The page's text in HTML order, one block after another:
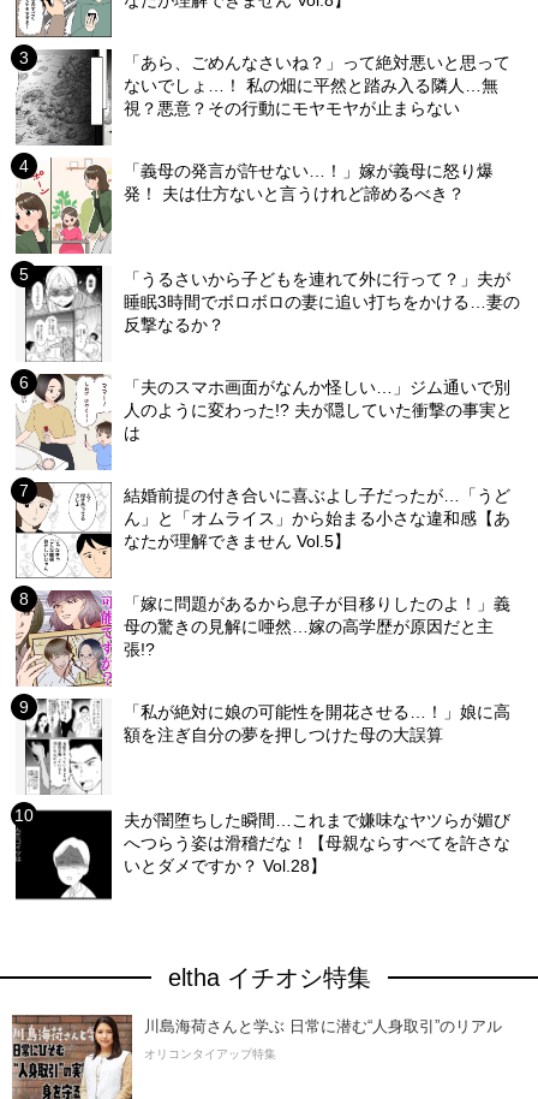
「あら、ごめんなさいね？」って絶対悪いと思って
ないでしょ…！ 私の畑に平然と踏み入る隣人…無
視？悪意？その行動にモヤモヤが止まらない
「義母の発言が許せない…！」嫁が義母に怒り爆
発！ 夫は仕方ないと言うけれど諦めるべき？
「うるさいから子どもを連れて外に行って？」夫が
睡眠3時間でボロボロの妻に追い打ちをかける…妻の
反撃なるか？
「夫のスマホ画面がなんか怪しい…」ジム通いで別
人のように変わった!? 夫が隠していた衝撃の事実と
は
結婚前提の付き合いに喜ぶよし子だったが…「うど
ん」と「オムライス」から始まる小さな違和感【あ
なたが理解できません Vol.5】
「嫁に問題があるから息子が目移りしたのよ！」義
母の驚きの見解に唖然…嫁の高学歴が原因だと主
張!?
「私が絶対に娘の可能性を開花させる…！」娘に高
額を注ぎ自分の夢を押しつけた母の大誤算
夫が闇堕ちした瞬間…これまで嫌味なヤツらが媚び
へつらう姿は滑稽だな！【母親ならすべてを許さな
いとダメですか？ Vol.28】
eltha イチオシ特集
川島海荷さんと学ぶ 日常に潜む“人身取引”のリアル
オリコンタイアップ特集